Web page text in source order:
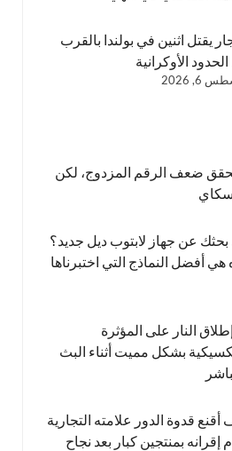
يقتل اثنين في بولندا بالقرب
الأوكرانية
6, 2026
تحقق ضعف الرقم المزدوج، لكن
عن جهاز لابتوب ديل جديد؟
هي أفضل النماذج التي اختبرناها
النار على المؤثرة
بشكل مميت أثناء البث
أقنع قدوة الدور علامته التجارية
إقرانه بمنتجين كبار بعد نجاح